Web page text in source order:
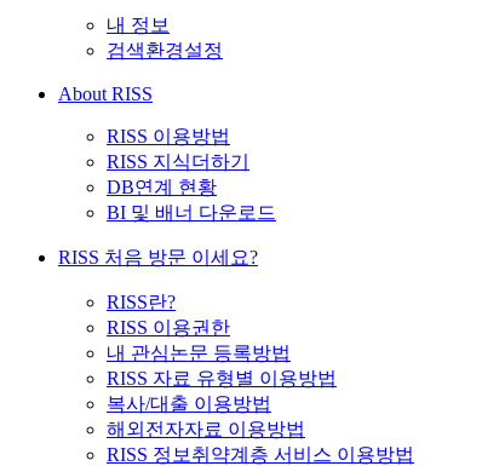
내 정보
검색환경설정
About RISS
RISS 이용방법
RISS 지식더하기
DB연계 현황
BI 및 배너 다운로드
RISS 처음 방문 이세요?
RISS란?
RISS 이용권한
내 관심논문 등록방법
RISS 자료 유형별 이용방법
복사/대출 이용방법
해외전자자료 이용방법
RISS 정보취약계층 서비스 이용방법